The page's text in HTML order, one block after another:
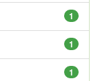
1
1
1